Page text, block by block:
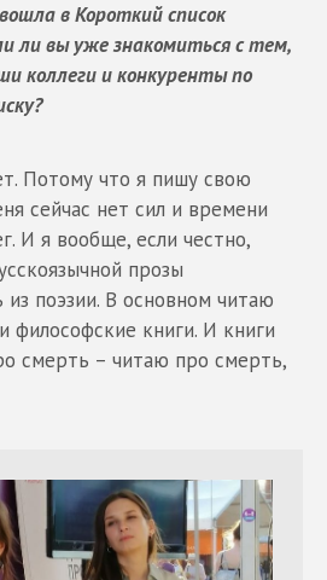
в Короткий список
ли вы уже знакомиться с тем,
коллеги и конкуренты по
Потому что я пишу свою
сейчас нет сил и времени
И я вообще, если честно,
прозы
поэзии. В основном читаю
философские книги. И книги
смерть – читаю про смерть,